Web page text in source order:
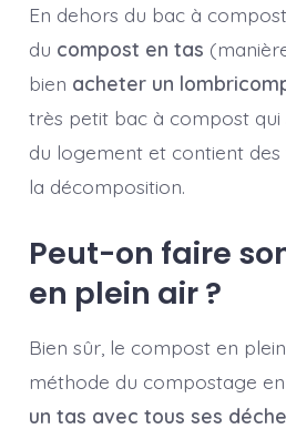
En dehors du bac à
du compost en tas
bien acheter un
très petit bac à compost qui
du logement et contient
la décomposition.
Peut-on faire
en plein air ?
Bien sûr, le compost en
méthode du compostage
un tas avec tous ses